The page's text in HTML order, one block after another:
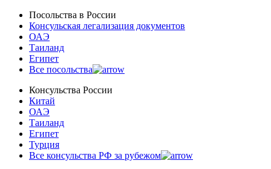
Посольства в Роcсии
Консульская легализация документов
ОАЭ
Таиланд
Египет
Все посольства
Консульства России
Китай
ОАЭ
Таиланд
Египет
Турция
Все консульства РФ за рубежом